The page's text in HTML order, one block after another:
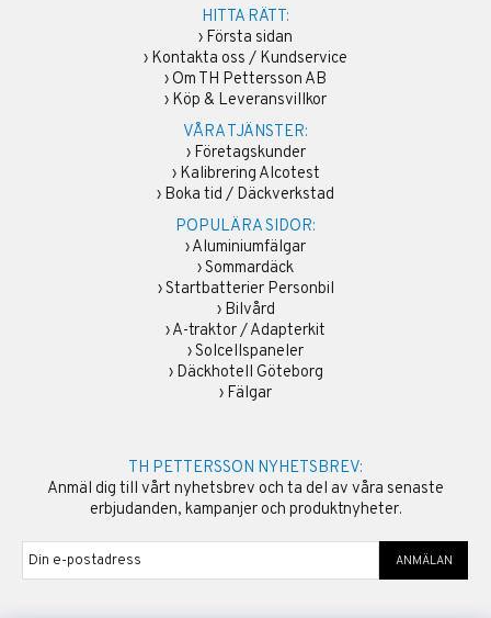
HITTA RÄTT:
› Första sidan
› Kontakta oss / Kundservice
› Om TH Pettersson AB
› Köp & Leveransvillkor
VÅRA TJÄNSTER:
› Företagskunder
› Kalibrering Alcotest
› Boka tid / Däckverkstad
POPULÄRA SIDOR:
›Aluminiumfälgar
›Sommardäck
›Startbatterier Personbil
› Bilvård
›A-traktor / Adapterkit
›Solcellspaneler
› Däckhotell Göteborg
› Fälgar
TH PETTERSSON NYHETSBREV:
Anmäl dig till vårt nyhetsbrev och ta del av våra senaste
erbjudanden, kampanjer och produktnyheter.
ANMÄLAN